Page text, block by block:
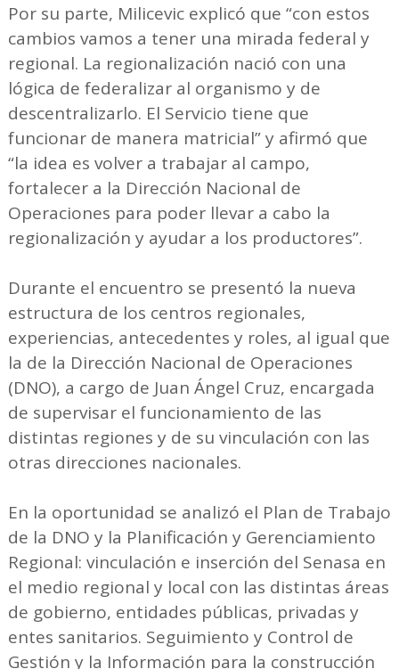
Por su parte, Milicevic explicó que “con estos
cambios vamos a tener una mirada federal y
regional. La regionalización nació con una
lógica de federalizar al organismo y de
descentralizarlo. El Servicio tiene que
funcionar de manera matricial” y afirmó que
“la idea es volver a trabajar al campo,
fortalecer a la Dirección Nacional de
Operaciones para poder llevar a cabo la
regionalización y ayudar a los productores”.
Durante el encuentro se presentó la nueva
estructura de los centros regionales,
experiencias, antecedentes y roles, al igual que
la de la Dirección Nacional de Operaciones
(DNO), a cargo de Juan Ángel Cruz, encargada
de supervisar el funcionamiento de las
distintas regiones y de su vinculación con las
otras direcciones nacionales.
En la oportunidad se analizó el Plan de Trabajo
de la DNO y la Planificación y Gerenciamiento
Regional: vinculación e inserción del Senasa en
el medio regional y local con las distintas áreas
de gobierno, entidades públicas, privadas y
entes sanitarios. Seguimiento y Control de
Gestión y la Información para la construcción